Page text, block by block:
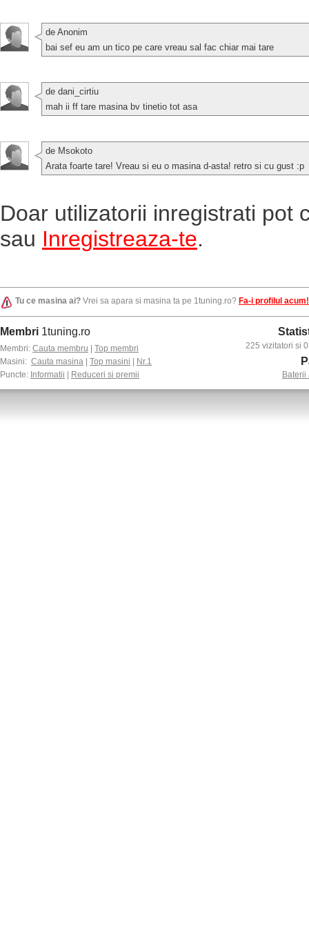
de Anonim
bai sef eu am un tico pe care vreau sal fac chiar mai tare
de dani_cirtiu
mah ii ff tare masina bv tinetio tot asa
de Msokoto
Arata foarte tare! Vreau si eu o masina d-asta! retro si cu gust :p
Doar utilizatorii inregistrati pot
sau Inregistreaza-te.
Tu ce masina ai? Vrei sa apara si masina ta pe 1tuning.ro? Fa-i profilul acum!
Membri 1tuning.ro
Membri: Cauta membru
Top membri
Masini: Cauta masina Top masini
Nr.1
Puncte: Informatii Reduceri si premii
225 vizitatori si